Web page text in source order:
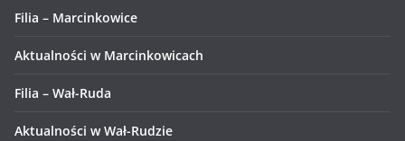
Filia – Marcinkowice
Aktualności w Marcinkowicach
Filia – Wał-Ruda
Aktualności w Wał-Rudzie